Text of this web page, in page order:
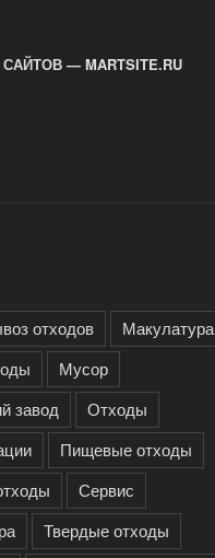
— MARTSITE.RU
отходов
Макулатура
Мусор
завод
Отходы
Пищевые отходы
Сервис
Твердые отходы